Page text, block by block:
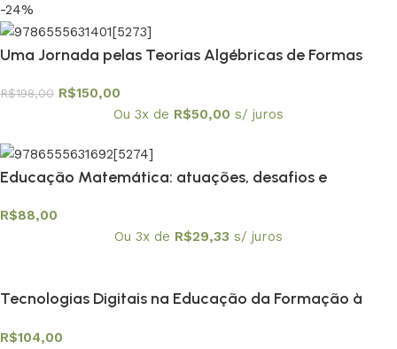
-24%
Uma Jornada pelas Teorias Algébricas de Formas
R$198,00 R$150,00
Ou 3x de R$50,00 s/ juros
Educação Matemática: atuações, desafios e
de fevereiro
R$88,00
Ou 3x de R$29,33 s/ juros
Tecnologias Digitais na Educação da Formação à
R$104,00